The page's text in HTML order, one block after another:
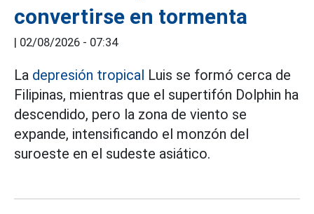
convertirse en tormenta
| 02/08/2026 - 07:34
La depresión tropical Luis se formó cerca de
Filipinas, mientras que el supertifón Dolphin ha
descendido, pero la zona de viento se
expande, intensificando el monzón del
suroeste en el sudeste asiático.